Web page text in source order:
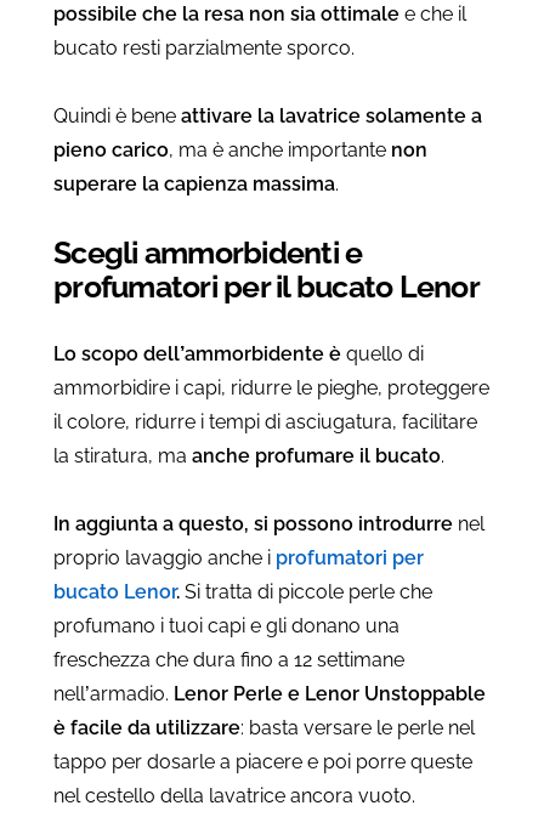
possibile che la resa non sia ottimale e che il
bucato resti parzialmente sporco.
Quindi è bene attivare la lavatrice solamente a
pieno carico, ma è anche importante non
superare la capienza massima.
Scegli ammorbidenti e
profumatori per il bucato Lenor
Lo scopo dell’ammorbidente è quello di
ammorbidire i capi, ridurre le pieghe, proteggere
il colore, ridurre i tempi di asciugatura, facilitare
la stiratura, ma anche profumare il bucato.
In aggiunta a questo, si possono introdurre nel
proprio lavaggio anche i profumatori per
bucato Lenor. Si tratta di piccole perle che
profumano i tuoi capi e gli donano una
freschezza che dura fino a 12 settimane
nell’armadio. Lenor Perle e Lenor Unstoppable
è facile da utilizzare: basta versare le perle nel
tappo per dosarle a piacere e poi porre queste
nel cestello della lavatrice ancora vuoto.